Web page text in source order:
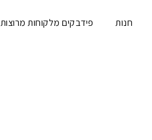
חנות פידבקים מלקוחות מרוצות